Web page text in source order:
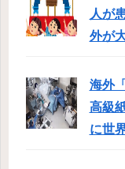
人が
外が
海外
高級
に世